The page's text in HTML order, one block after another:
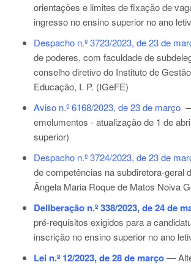
orientações e limites de fixação de
ingresso no ensino superior no ano
Despacho n.º 3723/2023, de 23 de
de poderes, com faculdade de
conselho diretivo do Instituto de
Educação, I. P. (IGeFE)
Aviso n.º 6168/2023, de 23 de março
emolumentos - atualização de 1 de
superior)
Despacho n.º 3724/2023, de 23 de
de competências na subdiretora-geral
Ângela Maria Roque de Matos Noiva
Deliberação n.º 338/2023, de 24 de
pré-requisitos exigidos para a
inscrição no ensino superior no ano
Lei n.º 12/2023, de 28 de março—